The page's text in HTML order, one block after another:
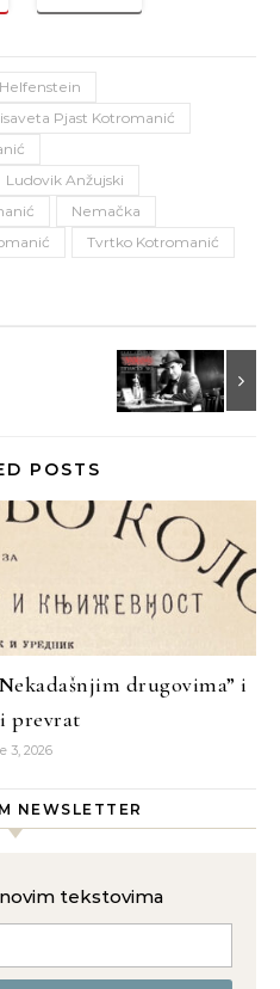
Helfenstein
Pjast Kotromanić
Ludovik Anžujski
Nemačka
Tvrtko Kotromanić
POSTS
drugovima” i
prevrat
3, 2026
NEWSLETTER
tekstovima